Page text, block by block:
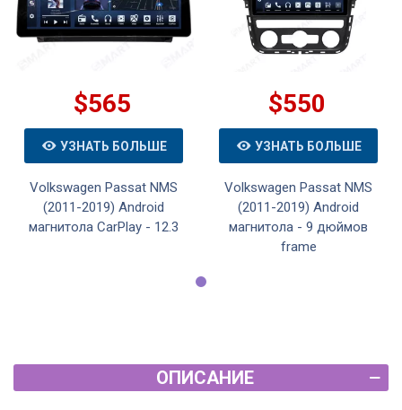
$565
УЗНАТЬ БОЛЬШЕ
Volkswagen Passat NMS
(2011-2019) Android
магнитола CarPlay - 12.3
$550
УЗНАТЬ БОЛЬШЕ
Volkswagen Passat NMS
(2011-2019) Android
магнитола - 9 дюймов
frame
ОПИСАНИЕ